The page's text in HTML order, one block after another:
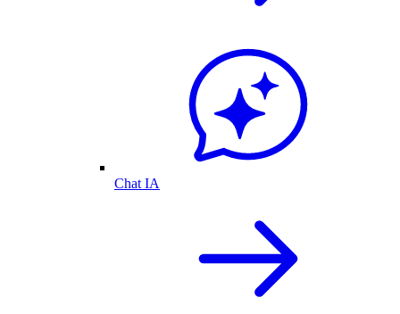
Chat IA